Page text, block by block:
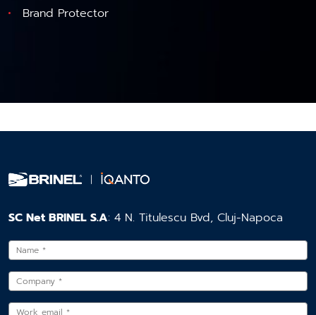
Brand Protector
SC Net BRINEL S.A: 4 N. Titulescu Bvd, Cluj-Napoca